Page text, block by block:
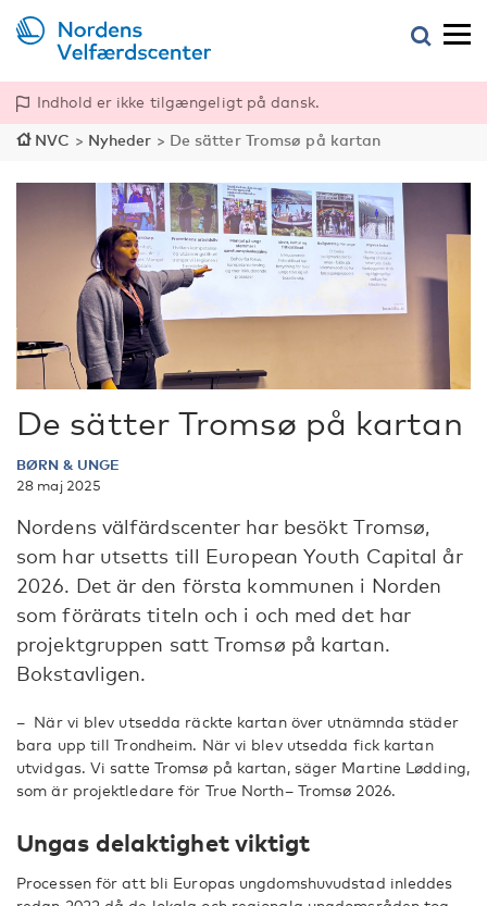
Indhold er ikke tilgængeligt på dansk.
NVC > Nyheder > De sätter Tromsø på kartan
De sätter Tromsø på kartan
BØRN & UNGE
28 maj 2025
Nordens välfärdscenter har besökt Tromsø,
som har utsetts till European Youth Capital år
2026. Det är den första kommunen i Norden
som förärats titeln och i och med det har
projektgruppen satt Tromsø på kartan.
Bokstavligen.
– När vi blev utsedda räckte kartan över utnämnda städer
bara upp till Trondheim. När vi blev utsedda fick kartan
utvidgas. Vi satte Tromsø på kartan, säger Martine Lødding,
som är projektledare för True North– Tromsø 2026.
Ungas delaktighet viktigt
Processen för att bli Europas ungdomshuvudstad inleddes